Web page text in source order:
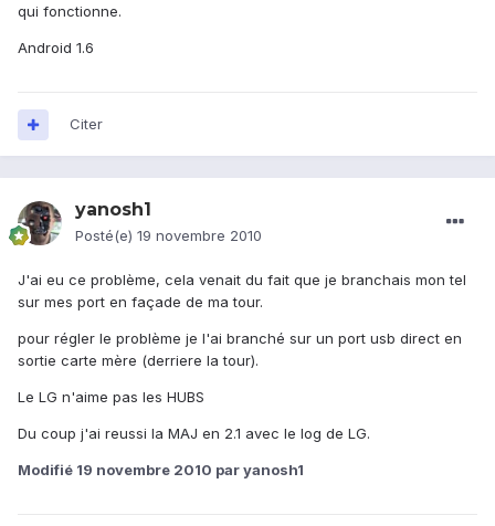
qui fonctionne.
Android 1.6
Citer
yanosh1
Posté(e) 19 novembre 2010
J'ai eu ce problème, cela venait du fait que je branchais mon tel
sur mes port en façade de ma tour.
pour régler le problème je l'ai branché sur un port usb direct en
sortie carte mère (derriere la tour).
Le LG n'aime pas les HUBS
Du coup j'ai reussi la MAJ en 2.1 avec le log de LG.
Modifié 19 novembre 2010 par yanosh1